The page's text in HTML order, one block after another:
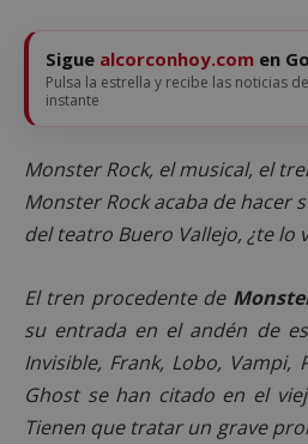
Sigue alcorconhoy.com en
Pulsa la estrella y recibe las noticias
instante
Monster Rock, el musical, el
Monster Rock acaba de hacer
del teatro Buero Vallejo, ¿te lo
El tren procedente de
su entrada en el andén de
Invisible, Frank, Lobo, Vampi,
Ghost se han citado en el
Tienen que tratar un grave